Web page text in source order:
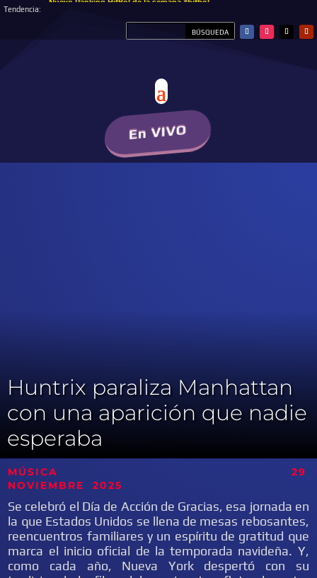
Tendencia:
Nuevo Ranking HitBol de la semana #hitbol
En VIVO
Huntrix paraliza Manhattan
con una aparición que nadie
esperaba
MÚSICA 29
NOVIEMBRE
2025
Se celebró el Día de Acción de Gracias, esa jornada en
la que Estados Unidos se llena de mesas rebosantes,
reencuentros familiares y un espíritu de gratitud que
marca el inicio oficial de la temporada navideña. Y,
como cada año, Nueva York despertó con su